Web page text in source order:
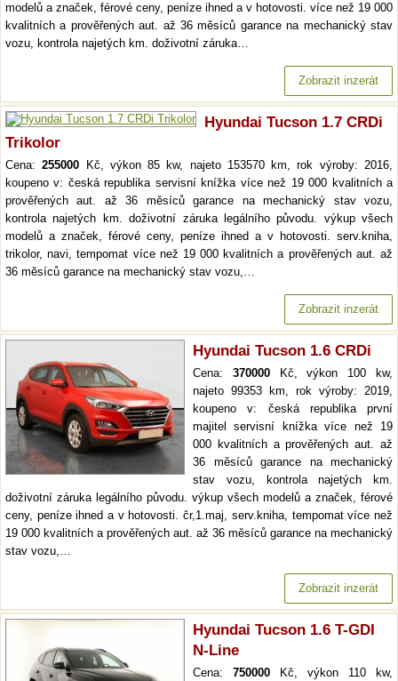
modelů a značek, férové ceny, peníze ihned a v hotovosti. více než 19 000
kvalitních a prověřených aut. až 36 měsíců garance na mechanický stav
vozu, kontrola najetých km. doživotní záruka…
Zobrazit inzerát
Hyundai Tucson 1.7 CRDi
Trikolor
Cena:255000 Kč, výkon 85 kw, najeto 153570 km, rok výroby: 2016,
koupeno v: česká republika servisní knížka více než 19 000 kvalitních a
prověřených aut. až 36 měsíců garance na mechanický stav vozu,
kontrola najetých km. doživotní záruka legálního původu. výkup všech
modelů a značek, férové ceny, peníze ihned a v hotovosti. serv.kniha,
trikolor, navi, tempomat více než 19 000 kvalitních a prověřených aut. až
36 měsíců garance na mechanický stav vozu,…
Zobrazit inzerát
Hyundai Tucson 1.6 CRDi
Cena: 370000Kč, výkon 100 kw,
najeto 99353 km, rok výroby: 2019,
koupeno v: česká republika první
majitel servisní knížka více než 19
000 kvalitních a prověřených aut. až
36 měsíců garance na mechanický
stav vozu, kontrola najetých km.
doživotní záruka legálního původu. výkup všech modelů a značek, férové
ceny, peníze ihned a v hotovosti. čr,1.maj, serv.kniha, tempomat více než
19 000 kvalitních a prověřených aut. až 36 měsíců garance na mechanický
stav vozu,…
Zobrazit inzerát
Hyundai Tucson 1.6 T-GDI
N-Line
Cena: 750000 Kč, výkon 110 kw,